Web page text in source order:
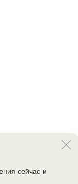
сейчас и